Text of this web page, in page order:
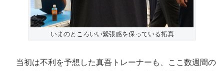
いまのところいい緊張感を保っている拓真
当初は不利を予想した真吾トレーナーも、ここ数週間の